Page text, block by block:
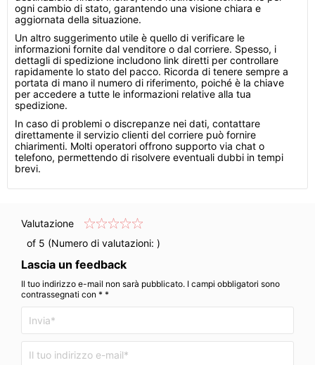
ogni cambio di stato, garantendo una visione chiara e
aggiornata della situazione.
Un altro suggerimento utile è quello di verificare le
informazioni fornite dal venditore o dal corriere. Spesso, i
dettagli di spedizione includono link diretti per controllare
rapidamente lo stato del pacco. Ricorda di tenere sempre a
portata di mano il numero di riferimento, poiché è la chiave
per accedere a tutte le informazioni relative alla tua
spedizione.
In caso di problemi o discrepanze nei dati, contattare
direttamente il servizio clienti del corriere può fornire
chiarimenti. Molti operatori offrono supporto via chat o
telefono, permettendo di risolvere eventuali dubbi in tempi
brevi.
Valutazione
of 5 (Numero di valutazioni: )
Lascia un feedback
Il tuo indirizzo e-mail non sarà pubblicato. I campi obbligatori sono
contrassegnati con * *